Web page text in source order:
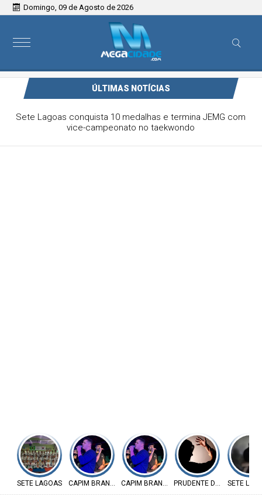
Domingo, 09 de Agosto de 2026
ÚLTIMAS NOTÍCIAS
Victor & Bruno são destaque no ForróCap em Capim
Branco
SETE LAGOAS CAPIM BRANCO CAPIM BRANCO PRUDENTE DE MORAIS
SETE